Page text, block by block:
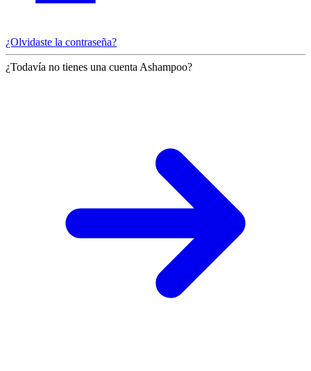
¿Olvidaste la contraseña?
¿Todavía no tienes una cuenta Ashampoo?